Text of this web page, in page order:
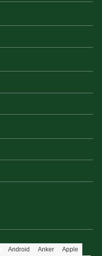
Android Anker Apple